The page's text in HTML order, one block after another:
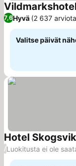
7,6Hyvä (2 637
Valitse päivät
Hotel
/Luokitusta ei ole